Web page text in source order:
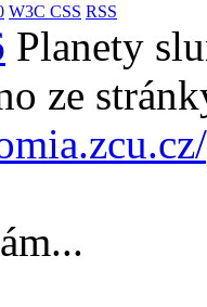
W3C CSS RSS
Planety
ze